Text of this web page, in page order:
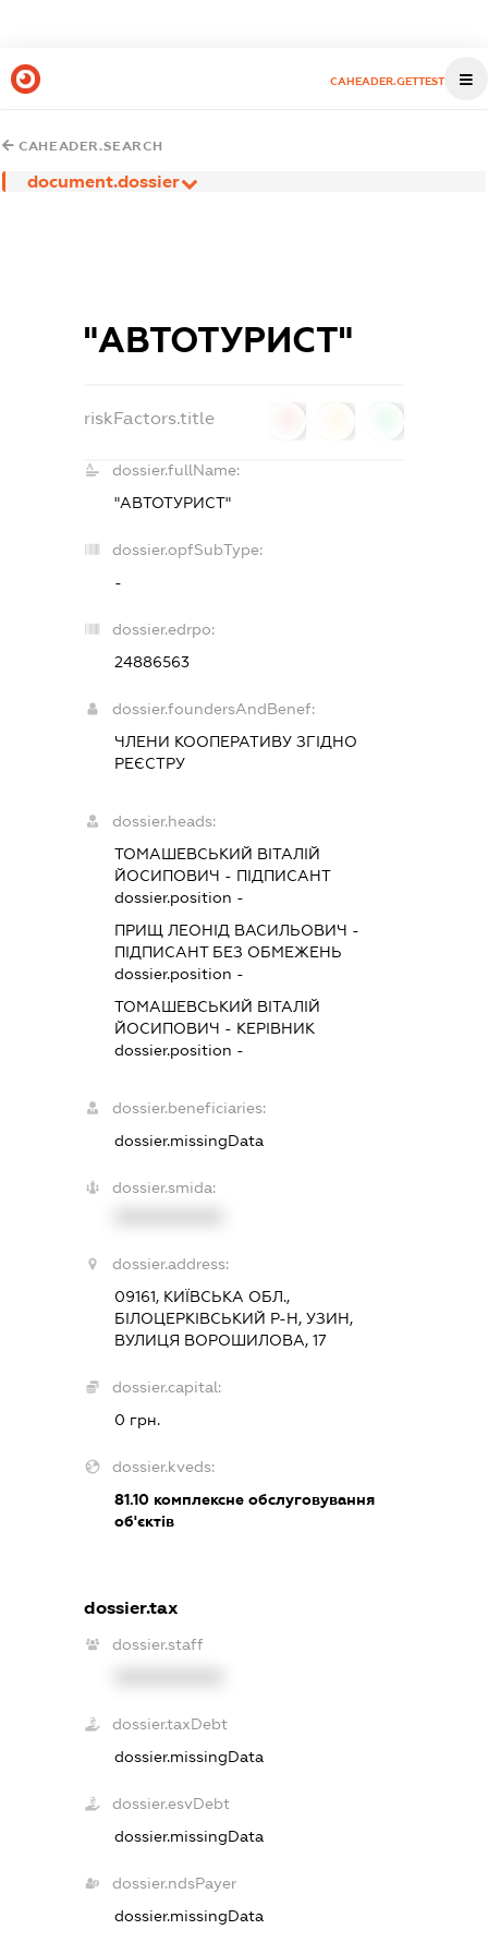
CAHEADER.GETTEST
CAHEADER.SEARCH
document.dossier
"АВТОТУРИСТ"
riskFactors.title
dossier.fullName:
"АВТОТУРИСТ"
dossier.opfSubType:
-
dossier.edrpo:
24886563
dossier.foundersAndBenef:
ЧЛЕНИ КООПЕРАТИВУ ЗГІДНО
РЕЄСТРУ
dossier.heads:
ТОМАШЕВСЬКИЙ ВІТАЛІЙ
ЙОСИПОВИЧ - ПІДПИСАНТ
dossier.position -
ПРИЩ ЛЕОНІД ВАСИЛЬОВИЧ -
ПІДПИСАНТБЕЗ ОБМЕЖЕНЬ
dossier.position -
ТОМАШЕВСЬКИЙ ВІТАЛІЙ
ЙОСИПОВИЧ - КЕРІВНИК
dossier.position -
dossier.beneficiaries:
dossier.missingData
dossier.smida:
dossier.address:
09161, КИЇВСЬКА ОБЛ.,
БІЛОЦЕРКІВСЬКИЙ Р-Н, УЗИН,
ВУЛИЦЯ ВОРОШИЛОВА, 17
dossier.capital:
0 грн.
dossier.kveds:
81.10комплексне обслуговування
об'єктів
dossier.tax
dossier.staff
dossier.taxDebt
dossier.missingData
dossier.esvDebt
dossier.missingData
dossier.ndsPayer
dossier.missingData